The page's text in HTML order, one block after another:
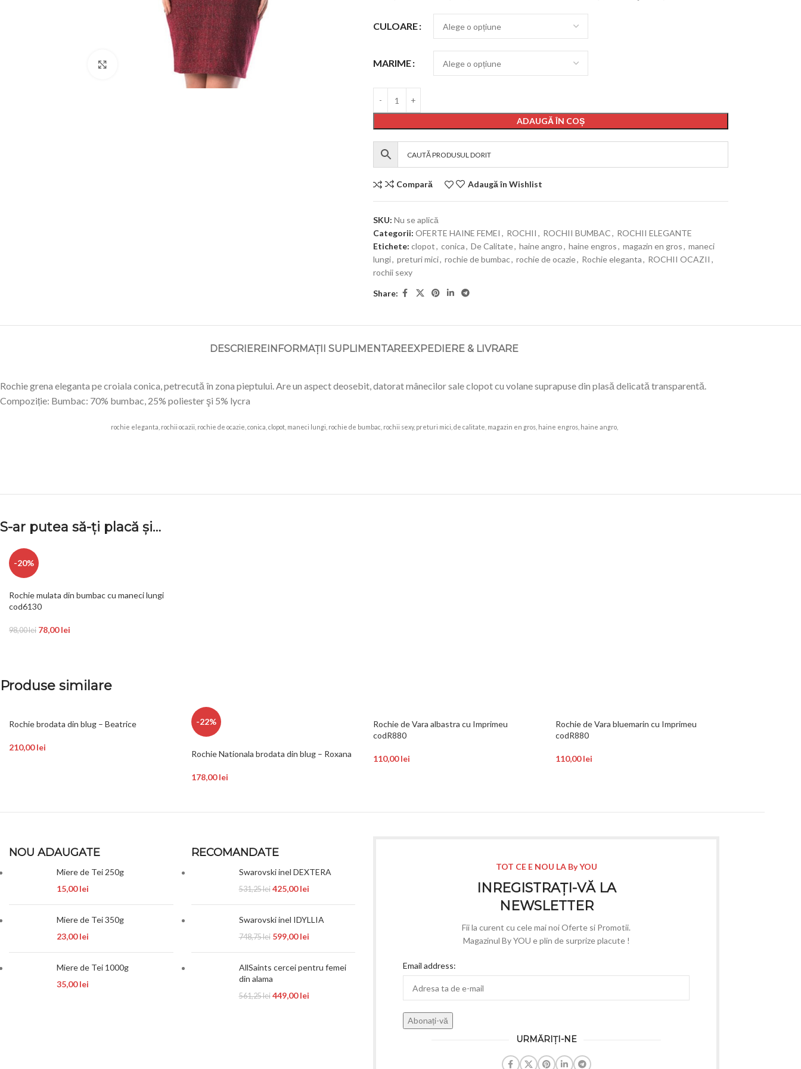
CULOARE
MARIME
ADAUGĂ ÎN COȘ
Compară Adaugă în Wishlist
SKU: Nu se aplică
Categorii: OFERTE HAINE FEMEI , ROCHII , ROCHII BUMBAC, ROCHII ELEGANTE
Etichete: clopot, conica, De Calitate, haine angro, haine engros, magazin en gros, maneci
lungi, preturi mici, rochie de bumbac, rochie de ocazie, Rochie eleganta, ROCHII OCAZII ,
rochii sexy
Share:
DESCRIEREINFORMAȚII SUPLIMENTAREEXPEDIERE & LIVRARE
Rochie grena eleganta pe croiala conica, petrecută în zona pieptului. Are un aspect deosebit, datorat mânecilor sale clopot cu volane suprapuse din plasă delicată transparentă.
Compoziție: Bumbac: 70% bumbac, 25% poliester şi 5% lycra
rochie eleganta, rochii ocazii, rochie de ocazie, conica, clopot, maneci lungi, rochie de bumbac, rochii sexy, preturi mici, de calitate, magazin en gros, haine engros, haine angro,
S-ar putea să-ți placă și…
-20%
Rochie mulata din bumbac cu maneci lungi
cod6130
98,00lei 78,00lei
Produse similare
Rochie brodata din blug – Beatrice
210,00lei
-22%
Rochie Nationala brodata din blug – Roxana
178,00lei
Rochie de Vara albastra cu Imprimeu
codR880
110,00lei
Rochie de Vara bluemarin cu Imprimeu
codR880
110,00lei
NOU ADAUGATE
Miere de Tei 250g
15,00lei
Miere de Tei 350g
23,00lei
Miere de Tei 1000g
35,00lei
RECOMANDATE
Swarovski inel DEXTERA
531,25lei 425,00lei
Swarovski inel IDYLLIA
748,75lei 599,00lei
AllSaints cercei pentru femei
din alama
561,25lei 449,00lei
TOT CE E NOU LA By YOU
INREGISTRAȚI-VĂ LA
NEWSLETTER
Fii la curent cu cele mai noi Oferte si Promotii.
Magazinul By YOU e plin de surprize placute !
Email address:
URMĂRIȚI-NE